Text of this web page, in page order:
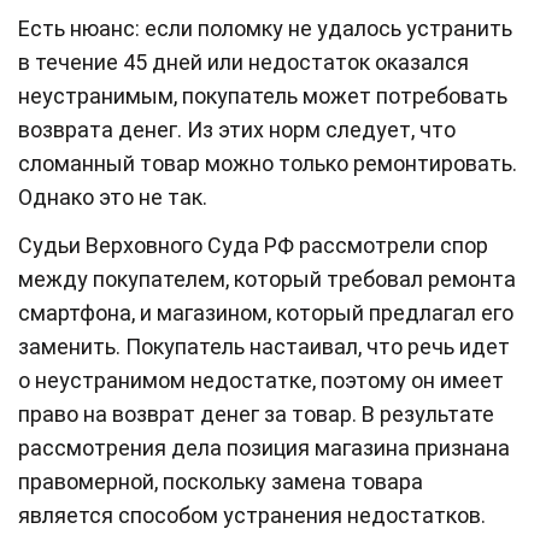
Есть нюанс: если поломку не удалось устранить
в течение 45 дней или недостаток оказался
неустранимым, покупатель может потребовать
возврата денег. Из этих норм следует, что
сломанный товар можно только ремонтировать.
Однако это не так.
Судьи Верховного Суда РФ рассмотрели спор
между покупателем, который требовал ремонта
смартфона, и магазином, который предлагал его
заменить. Покупатель настаивал, что речь идет
о неустранимом недостатке, поэтому он имеет
право на возврат денег за товар. В результате
рассмотрения дела позиция магазина признана
правомерной, поскольку замена товара
является способом устранения недостатков.